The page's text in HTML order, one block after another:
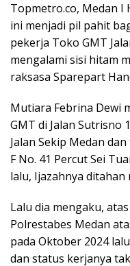
Topmetro.co, Medan I
ini menjadi pil pahit
pekerja Toko GMT
mengalami sisi hitam
raksasa Sparepart
Mutiara Febrina Dewi
GMT di Jalan Sutrisno
Jalan Sekip Medan
F No. 41 Percut Sei
lalu, Ijazahnya ditahan
Lalu dia mengaku,
Polrestabes Medan
pada Oktober 2024
dan status kerjanya